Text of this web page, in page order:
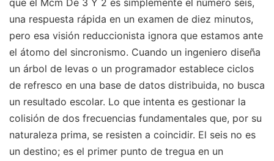
que el Mcm De 3 Y 2 es simplemente el número seis,
una respuesta rápida en un examen de diez minutos,
pero esa visión reduccionista ignora que estamos ante
el átomo del sincronismo. Cuando un ingeniero diseña
un árbol de levas o un programador establece ciclos
de refresco en una base de datos distribuida, no busca
un resultado escolar. Lo que intenta es gestionar la
colisión de dos frecuencias fundamentales que, por su
naturaleza prima, se resisten a coincidir. El seis no es
un destino; es el primer punto de tregua en un